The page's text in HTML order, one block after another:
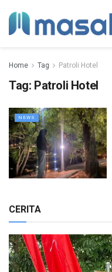
Home Tag Patroli Hotel
Tag: Patroli Hotel
NEWS
CERITA